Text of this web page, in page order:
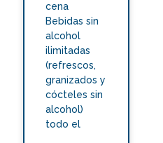
cena
Bebidas sin
alcohol
ilimitadas
(refrescos,
granizados y
cócteles sin
alcohol)
todo el